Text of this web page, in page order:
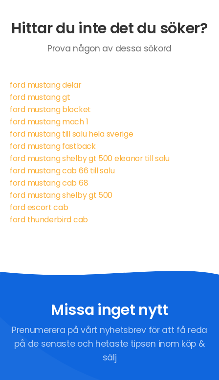
Hittar du inte det du söker?
Prova någon av dessa sökord
ford mustang delar
ford mustang gt
ford mustang blocket
ford mustang mach 1
ford mustang till salu hela sverige
ford mustang fastback
ford mustang shelby gt 500 eleanor till salu
ford mustang cab 66 till salu
ford mustang cab 68
ford mustang shelby gt 500
ford escort cab
ford thunderbird cab
Missa inget nytt
Prenumerera på vårt nyhetsbrev för att få reda
på de senaste och hetaste tipsen inom köp &
sälj